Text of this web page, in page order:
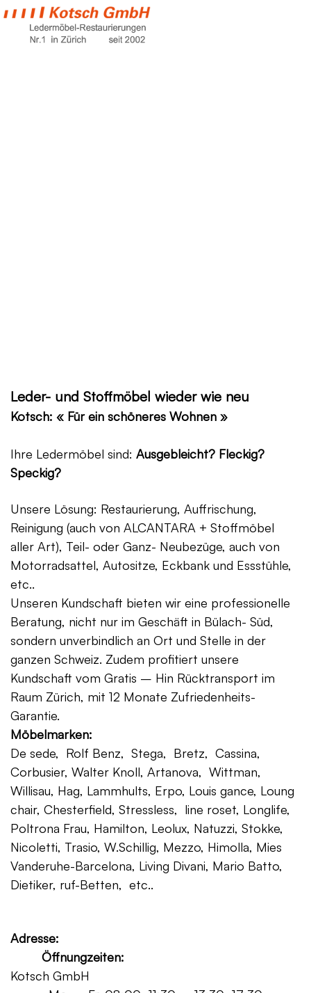
Leder- und Stoffmöbel wieder wie neu
Kotsch: « Für ein schöneres Wohnen »
Ihre Ledermöbel sind: Ausgebleicht? Fleckig?
Speckig?
Unsere Lösung: Restaurierung, Auffrischung,
Reinigung (auch von ALCANTARA + Stoffmöbel
aller Art), Teil- oder Ganz- Neubezüge, auch von
Motorradsattel, Autositze, Eckbank und Essstühle,
etc..
Unseren Kundschaft bieten wir eine professionelle
Beratung, nicht nur im Geschäft in Bülach- Süd,
sondern unverbindlich an Ort und Stelle in der
ganzen Schweiz. Zudem profitiert unsere
Kundschaft vom Gratis – Hin Rücktransport im
Raum Zürich, mit 12 Monate Zufriedenheits-
Garantie.
Möbelmarken:
De sede, Rolf Benz, Stega, Bretz, Cassina,
Corbusier, Walter Knoll, Artanova, Wittman,
Willisau, Hag, Lammhults, Erpo, Louis gance, Loung
chair, Chesterfield, Stressless, line roset, Longlife,
Poltrona Frau, Hamilton, Leolux, Natuzzi, Stokke,
Nicoletti, Trasio, W.Schillig, Mezzo, Himolla, Mies
Vanderuhe-Barcelona, Living Divani, Mario Batto,
Dietiker, ruf-Betten, etc..
Adresse:
Öffnungzeiten:
Kotsch GmbH